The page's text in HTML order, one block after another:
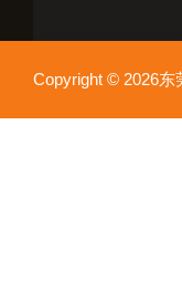
Copyright © 2026